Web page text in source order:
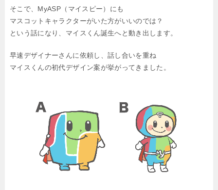
そこで、MyASP（マイスピー）にも
マスコットキャラクターがいた方がいいのでは？
という話になり、マイスくん誕生へと動き出します。
早速デザイナーさんに依頼し、話し合いを重ね
マイスくんの初代デザイン案が挙がってきました。